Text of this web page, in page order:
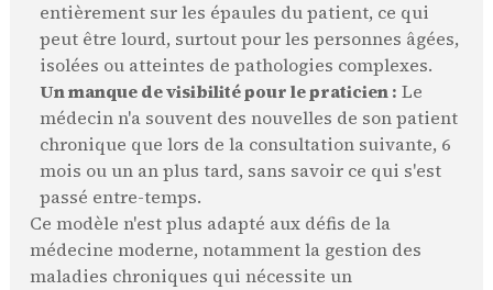
entièrement sur les épaules du patient, ce qui
peut être lourd, surtout pour les personnes âgées,
isolées ou atteintes de pathologies complexes.
Un manque de visibilité pour le praticien : Le
médecin n'a souvent des nouvelles de son patient
chronique que lors de la consultation suivante, 6
mois ou un an plus tard, sans savoir ce qui s'est
passé entre-temps.
Ce modèle n'est plus adapté aux défis de la
médecine moderne, notamment la gestion des
maladies chroniques qui nécessite un